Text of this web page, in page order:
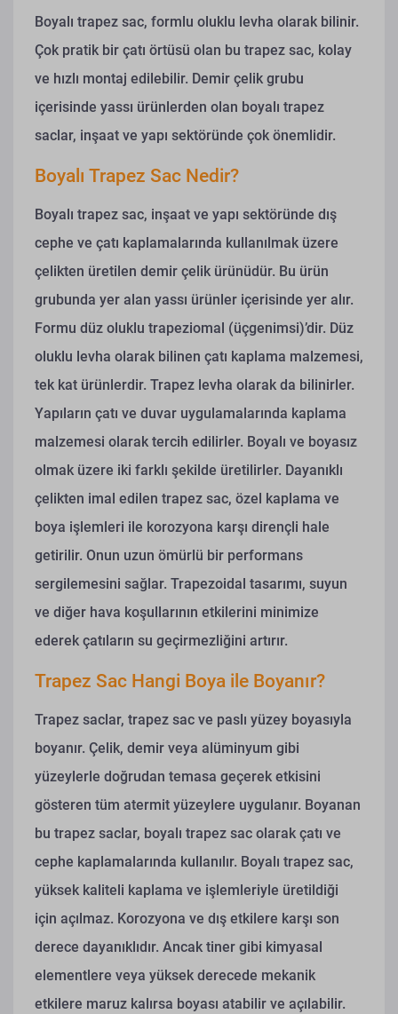
Boyalı trapez sac, formlu oluklu levha olarak bilinir.
Çok pratik bir çatı örtüsü olan bu trapez sac, kolay
ve hızlı montaj edilebilir. Demir çelik grubu
içerisinde yassı ürünlerden olan boyalı trapez
saclar, inşaat ve yapı sektöründe çok önemlidir.
Boyalı Trapez Sac Nedir?
Boyalı trapez sac, inşaat ve yapı sektöründe dış
cephe ve çatı kaplamalarında kullanılmak üzere
çelikten üretilen demir çelik ürünüdür. Bu ürün
grubunda yer alan yassı ürünler içerisinde yer alır.
Formu düz oluklu trapeziomal (üçgenimsi)’dir. Düz
oluklu levha olarak bilinen çatı kaplama malzemesi,
tek kat ürünlerdir. Trapez levha olarak da bilinirler.
Yapıların çatı ve duvar uygulamalarında kaplama
malzemesi olarak tercih edilirler. Boyalı ve boyasız
olmak üzere iki farklı şekilde üretilirler. Dayanıklı
çelikten imal edilen trapez sac, özel kaplama ve
boya işlemleri ile korozyona karşı dirençli hale
getirilir. Onun uzun ömürlü bir performans
sergilemesini sağlar. Trapezoidal tasarımı, suyun
ve diğer hava koşullarının etkilerini minimize
ederek çatıların su geçirmezliğini artırır.
Trapez Sac Hangi Boya ile Boyanır?
Trapez saclar, trapez sac ve paslı yüzey boyasıyla
boyanır. Çelik, demir veya alüminyum gibi
yüzeylerle doğrudan temasa geçerek etkisini
gösteren tüm atermit yüzeylere uygulanır. Boyanan
bu trapez saclar, boyalı trapez sac olarak çatı ve
cephe kaplamalarında kullanılır. Boyalı trapez sac,
yüksek kaliteli kaplama ve işlemleriyle üretildiği
için açılmaz. Korozyona ve dış etkilere karşı son
derece dayanıklıdır. Ancak tiner gibi kimyasal
elementlere veya yüksek derecede mekanik
etkilere maruz kalırsa boyası atabilir ve açılabilir.